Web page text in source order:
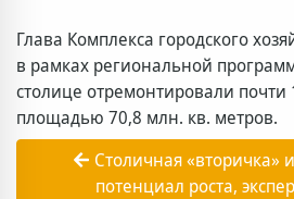
Глава Комплекса городского
в рамках региональной
столице отремонтировали
площадью 70,8 млн. кв. метров.
Столичная «вторичка»
потенциал роста,